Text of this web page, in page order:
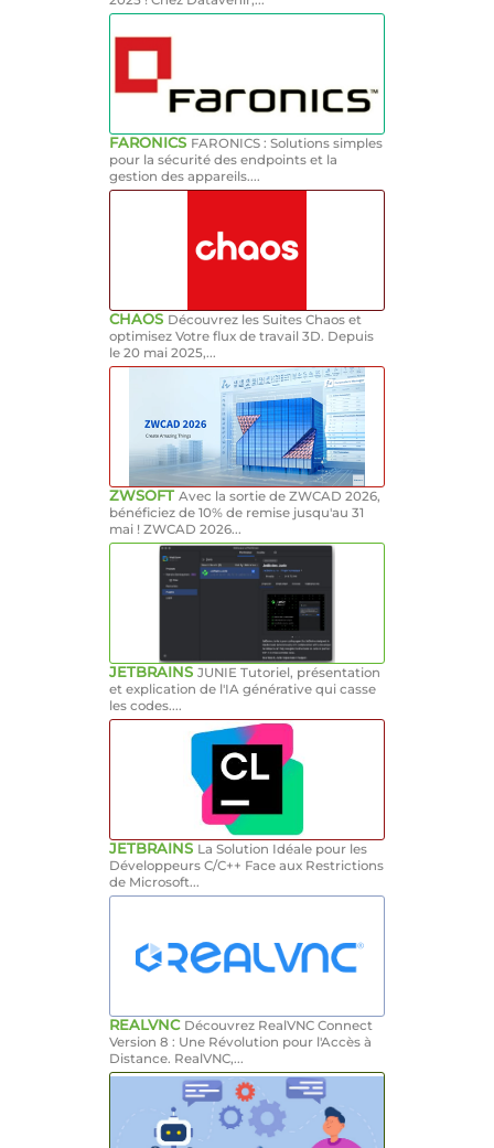
FARONICS FARONICS : Solutions simples
pour la sécurité des endpoints et la
gestion des appareils....
CHAOS Découvrez les Suites Chaos et
optimisez Votre flux de travail 3D. Depuis
le 20 mai 2025,...
ZWSOFT Avec la sortie de ZWCAD 2026,
bénéficiez de 10% de remise jusqu'au 31
mai ! ZWCAD 2026...
JETBRAINS JUNIE Tutoriel, présentation
et explication de l'IA générative qui casse
les codes....
JETBRAINS La Solution Idéale pour les
Développeurs C/C++ Face aux Restrictions
de Microsoft...
REALVNC Découvrez RealVNC Connect
Version 8 : Une Révolution pour l'Accès à
Distance. RealVNC,...